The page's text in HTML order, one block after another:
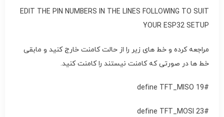
EDIT THE PIN NUMBERS IN THE LINES FOLLOWING TO SUIT
YOUR ESP32 SETUP
مراجعه کرده و خط های زیر را از حالت کامنت خارج کنید و مابقی
خط ها در صورتی که کامنت نیستند را کامنت کنید.
#define TFT_MISO 19
#define TFT_MOSI 23